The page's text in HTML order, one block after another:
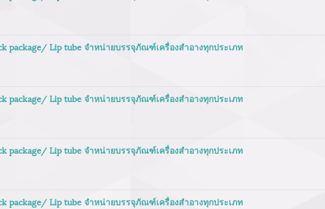
Lip tube จำหน่ายบรรจุภัณฑ์เครื่องสำอางทุกประเภท
Lip tube จำหน่ายบรรจุภัณฑ์เครื่องสำอางทุกประเภท
Lip tube จำหน่ายบรรจุภัณฑ์เครื่องสำอางทุกประเภท
Lip tube จำหน่ายบรรจุภัณฑ์เครื่องสำอางทุกประเภท